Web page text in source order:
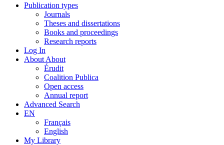
Publication types
Journals
Theses and dissertations
Books and proceedings
Research reports
Log In
About About
Érudit
Coalition Publica
Open access
Annual report
Advanced Search
EN
Français
English
My Library